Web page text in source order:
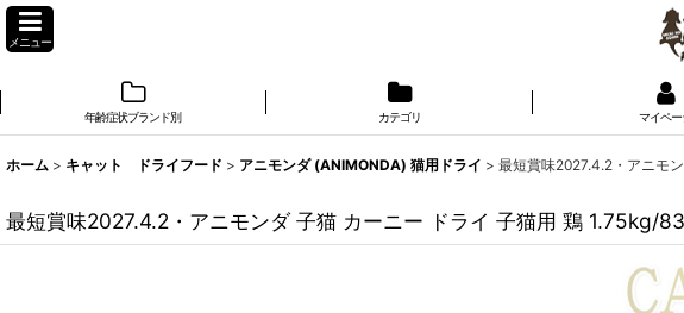
メニュー
年齢症状ブランド別 カテゴリ マイペー
ホーム > キャット ドライフード > アニモンダ (ANIMONDA) 猫用ドライ > 最短賞味2027.4.2・アニモ
最短賞味2027.4.2・アニモンダ 子猫 カーニー ドライ 子猫用 鶏 1.75kg/